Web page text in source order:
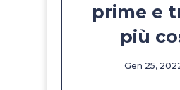
prime e
più
Gen 25,